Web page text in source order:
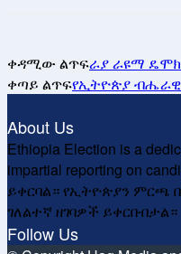
ቀዳሚው ልጥፍራያ ራዩማ
ቀጣይ ልጥፍየኢትዮጵያ ብሔራዊ
About Us
Ethiopia Election is a
impartial reporting on
ይቀርባል። የኢትዮጵያን ምርጫ
ገለልተኛ ዘገባዎች ይቀርቡበታል።
Follow Us